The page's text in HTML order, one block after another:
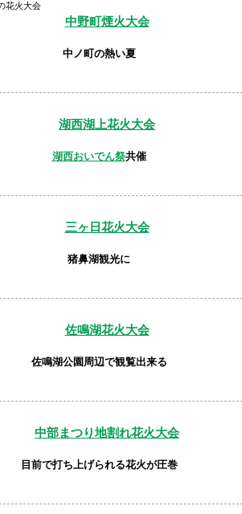
花火大会
中野町煙火大会
中ノ町の熱い夏
湖西湖上花火大会
湖西おいでん祭共催
三ヶ日花火大会
猪鼻湖観光に
佐鳴湖花火大会
佐鳴湖公園周辺で観覧出来る
中部まつり地割れ花火大会
目前で打ち上げられる花火が圧巻